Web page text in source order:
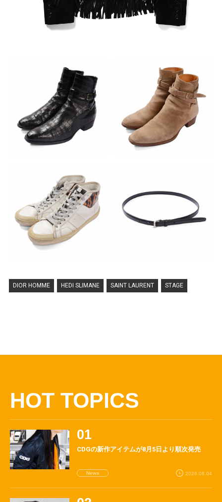
DIOR HOMME HEDI SLIMANE SAINT LAURENT STAGE
HOT TOPICS
CDGの新作アイテムが8月5日より順次発売
News 2026.08.04